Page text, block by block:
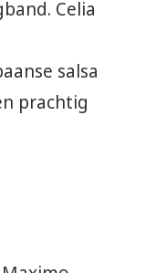
Celia
salsa
prachtig